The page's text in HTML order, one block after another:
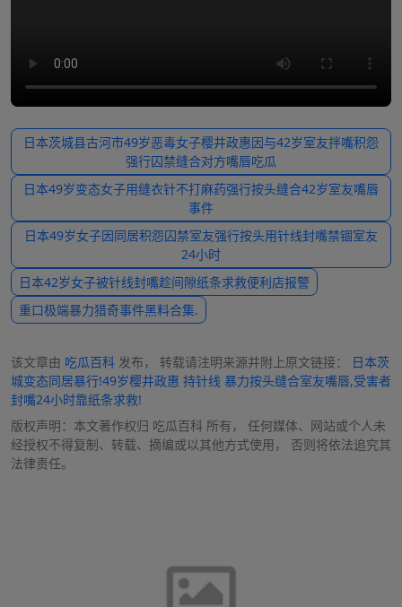
日本茨城县古河市49岁恶毒女子樱井政惠因与42岁室友拌嘴积怨
强行囚禁缝合对方嘴唇吃瓜
日本49岁变态女子用缝衣针不打麻药强行按头缝合42岁室友嘴唇
事件
日本49岁女子因同居积怨囚禁室友强行按头用针线封嘴禁锢室友
24小时
日本42岁女子被针线封嘴趁间隙纸条求救便利店报警
重口极端暴力猎奇事件黑料合集.
该文章由 吃瓜百科 发布， 转载请注明来源并附上原文链接：
日本茨
城变态同居暴行!49岁樱井政惠 持针线 暴力按头缝合室友嘴唇,受害者
封嘴24小时靠纸条求救!
版权声明：本文著作权归 吃瓜百科 所有， 任何媒体、网站或个人未
经授权不得复制、转载、摘编或以其他方式使用， 否则将依法追究其
法律责任。